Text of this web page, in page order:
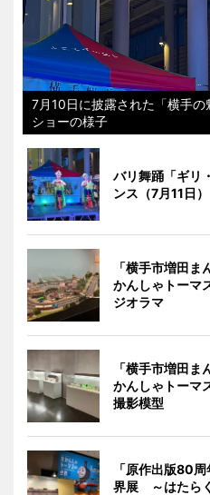
7月10日に披露された「横手
ショーの様子
バリ舞踊「ギリ
ンス（7月11日）
「横手市増田
かんしゃトーマ
ジオラマ
「横手市増田
かんしゃトーマ
撮影模型
「原作出版80
界展 ～はたら